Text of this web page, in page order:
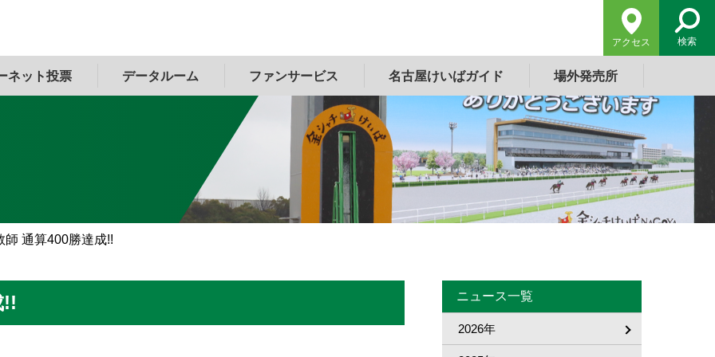
ネット投票 データルーム ファンサービス 名古屋けいばガイド 場外発売所
アクセス 検索
師 通算400勝達成!!
!! ニュース一覧
2026年